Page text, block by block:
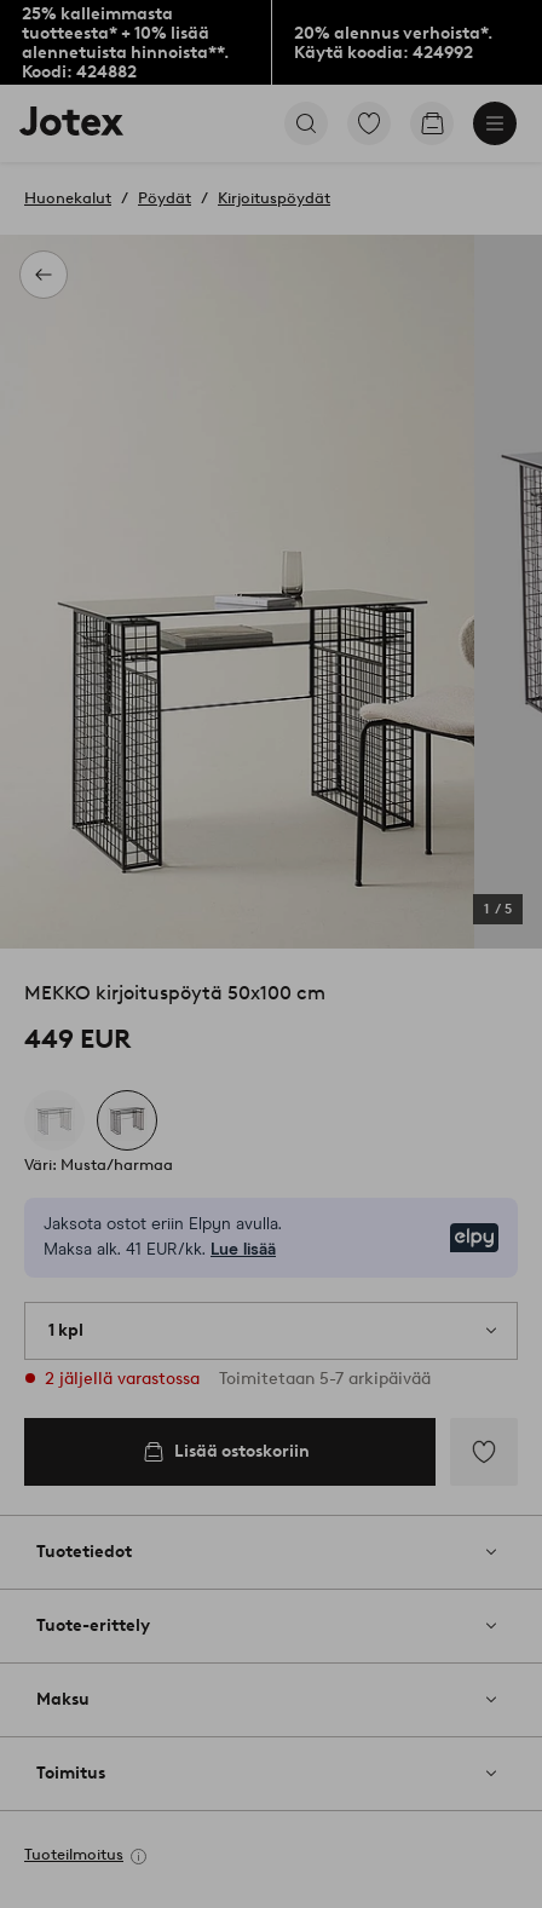
25% kalleimmasta
tuotteesta* + 10% lisää
alennetuista hinnoista**.
Koodi: 424882
20% alennus verhoista*.
Käytä koodia: 424992
Jotex-
logo
aloitussivulle
Siirry
Siirry
Takaisin
Huonekalut Pöydät Kirjoituspöydät
1 / 5
MEKKO kirjoituspöytä 50x100 cm
449 EUR
Väri: Musta/harmaa
Jaksota ostot eriin Elpyn avulla.
Maksa alk. 41 EUR/kk. Lue lisää
1 kpl
2 jäljellä varastossa Toimitetaan 5-7 arkipäivää
Lisää ostoskoriin
Tuotetiedot
Tuote-erittely
Maksu
Toimitus
Tuoteilmoitus